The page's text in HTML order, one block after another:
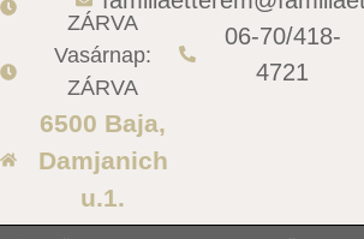
ZÁRVA
Vasárnap:
ZÁRVA
6500 Baja,
Damjanich
u.1.
06-70/418-
4721